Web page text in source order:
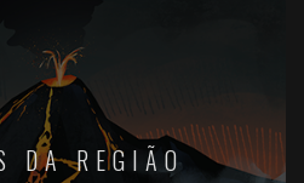
DA REGIÃO